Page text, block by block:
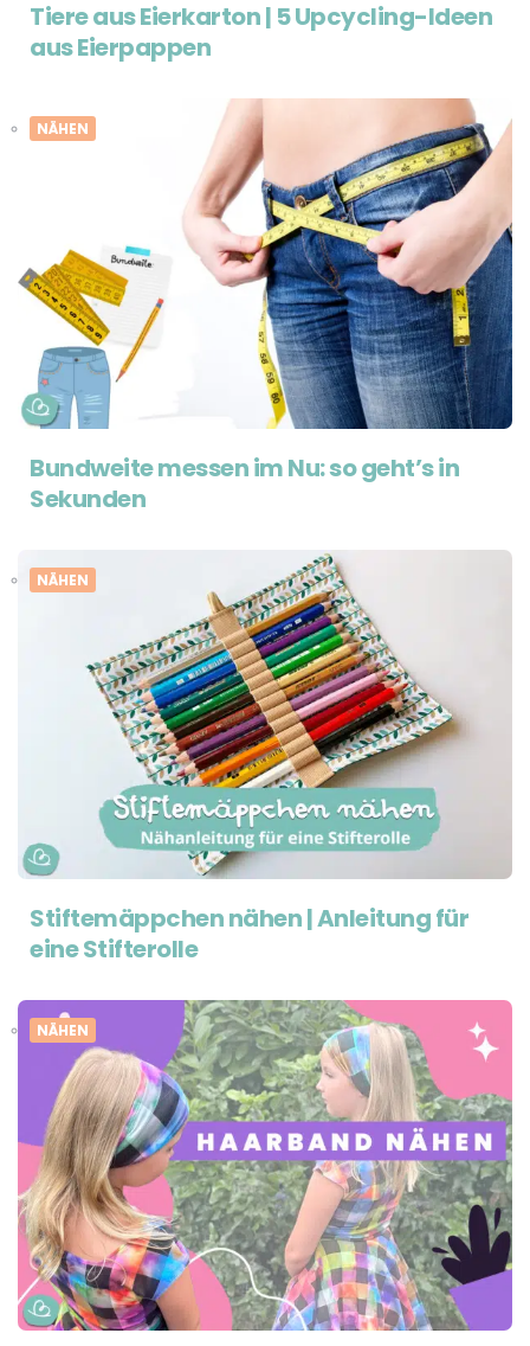
Tiere aus Eierkarton | 5 Upcycling-Ideen
aus Eierpappen
NÄHEN
Bundweite messen im Nu: so geht’s in
Sekunden
NÄHEN
Stiftemäppchen nähen | Anleitung für
eine Stifterolle
NÄHEN